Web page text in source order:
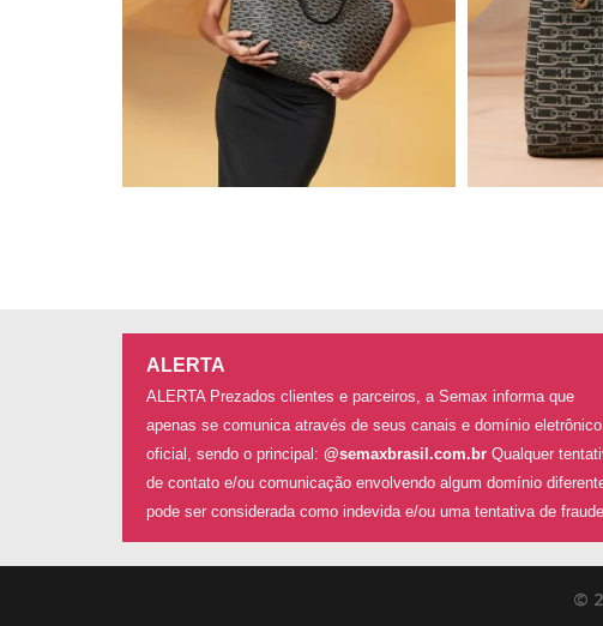
ALERTA
ALERTA Prezados clientes e parceiros, a Semax informa que
apenas se comunica através de seus canais e domínio eletrônico
oficial, sendo o principal: @semaxbrasil.com.br Qualquer
de contato e/ou comunicação envolvendo algum domínio
pode ser considerada como indevida e/ou uma tentativa de fraude.
©